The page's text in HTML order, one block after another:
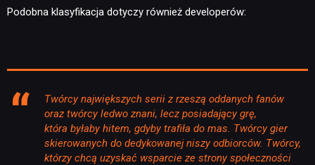
Podobna klasyfikacja dotyczy również developerów:
Twórcy największych serii z rzeszą oddanych fanów
oraz twórcy ledwo znani, lecz posiadający grę,
która byłaby hitem, gdyby trafiła do mas. Twórcy gier
skierowanych do dedykowanej niszy odbiorców. Twórcy,
którzy chcą uzyskać wsparcie ze strony społeczności